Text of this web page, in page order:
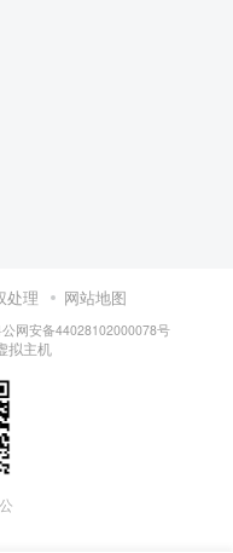
处理 网站地图
网安备44028102000078号
拟主机